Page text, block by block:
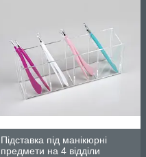
Підставка під манікюрні
предмети на 4 відділи